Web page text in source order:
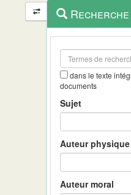
Navigation
et
outils
contextuel
Recherche
dans le texte
documents
Sujet
Auteur physique
Auteur moral